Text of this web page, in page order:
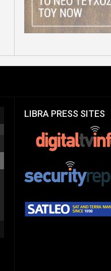
LIBRA PRESS SITES